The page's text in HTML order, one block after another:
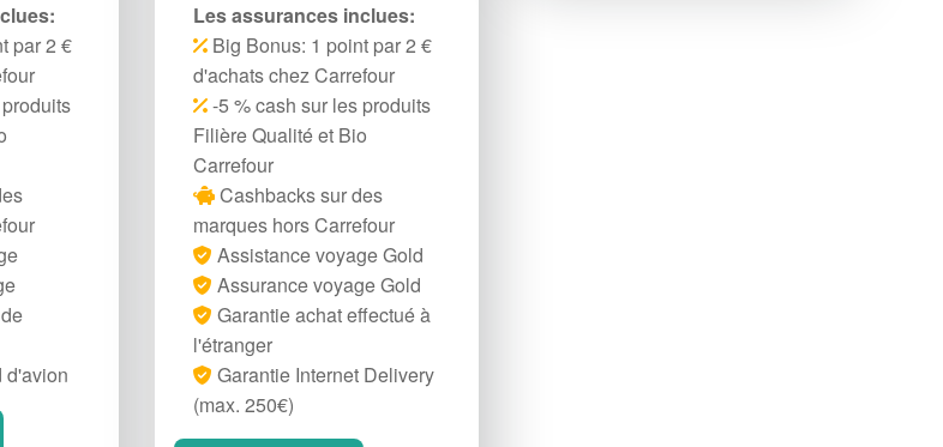
par 2 €
d'avion
Les assurances inclues:
Big Bonus: 1 point par 2 €
d'achats chez Carrefour
-5 % cash sur les produits
Filière Qualité et Bio
Carrefour
Cashbacks sur des
marques hors Carrefour
Assistance voyage Gold
Assurance voyage Gold
Garantie achat effectué à
l'étranger
Garantie Internet Delivery
(max. 250€)